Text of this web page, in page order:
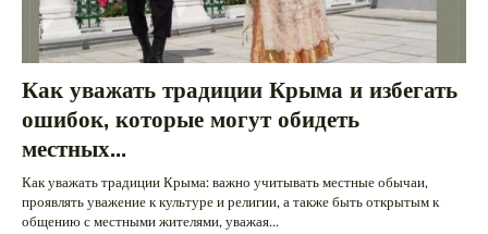
Как уважать традиции Крыма и избегать
ошибок, которые могут обидеть
местных...
Как уважать традиции Крыма: важно учитывать местные обычаи,
проявлять уважение к культуре и религии, а также быть открытым к
общению с местными жителями, уважая...